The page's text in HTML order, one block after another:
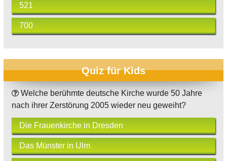
521
700
Quiz für Kids
Welche berühmte deutsche Kirche wurde 50 Jahre
nach ihrer Zerstörung 2005 wieder neu geweiht?
Die Frauenkirche in Dresden
Das Münster in Ulm